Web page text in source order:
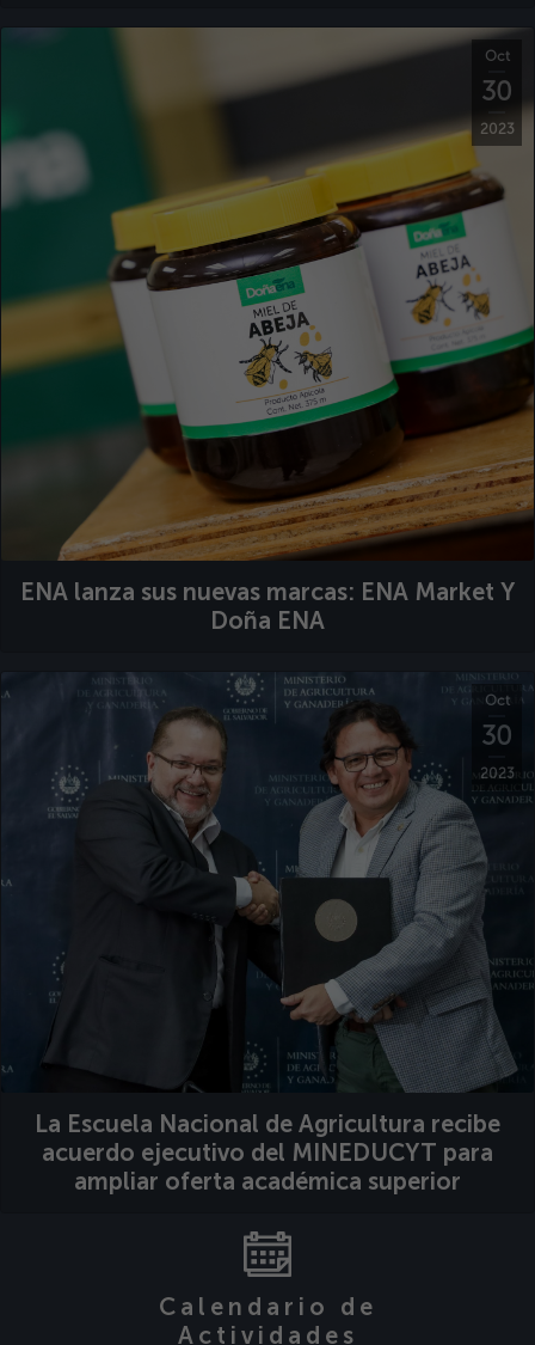
Oct
30
2023
ENA lanza sus nuevas marcas: ENA Market Y
Doña ENA
Oct
30
2023
La Escuela Nacional de Agricultura recibe
acuerdo ejecutivo del MINEDUCYT para
ampliar oferta académica superior
Calendario de
Actividades